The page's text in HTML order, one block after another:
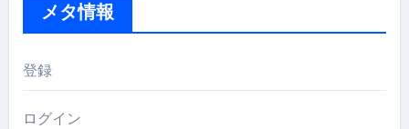
メタ情報
登録
ログイン